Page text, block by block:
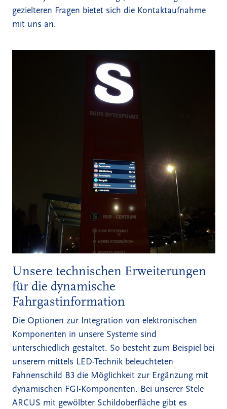
gezielteren Fragen bietet sich die Kontaktaufnahme
mit uns an.
Unsere technischen Erweiterungen
für die dynamische
Fahrgastinformation
Die Optionen zur Integration von elektronischen
Komponenten in unsere Systeme sind
unterschiedlich gestaltet. So besteht zum Beispiel bei
unserem mittels LED-Technik beleuchteten
Fahnenschild B3 die Möglichkeit zur Ergänzung mit
dynamischen FGI-Komponenten. Bei unserer Stele
ARCUS mit gewölbter Schildoberfläche gibt es